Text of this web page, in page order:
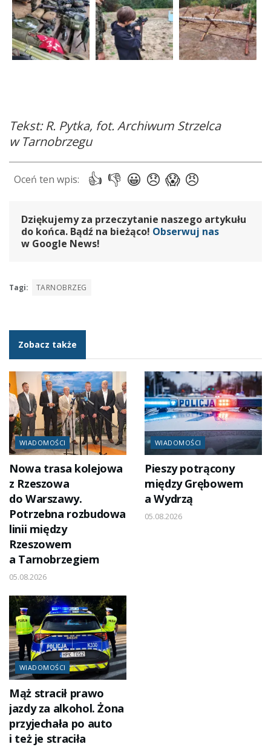
Tekst: R. Pytka, fot. Archiwum Strzelca
w Tarnobrzegu
Dziękujemy za przeczytanie naszego artykułu
do końca. Bądź na bieżąco! Obserwuj nas
w Google News!
Tagi: TARNOBRZEG
Zobacz także
WIADOMOŚCI
Nowa trasa kolejowa
z Rzeszowa
do Warszawy.
Potrzebna rozbudowa
linii między
Rzeszowem
a Tarnobrzegiem
05.08.2026
WIADOMOŚCI
Pieszy potrącony
między Grębowem
a Wydrzą
05.08.2026
WIADOMOŚCI
Mąż stracił prawo
jazdy za alkohol. Żona
przyjechała po auto
i też je straciła